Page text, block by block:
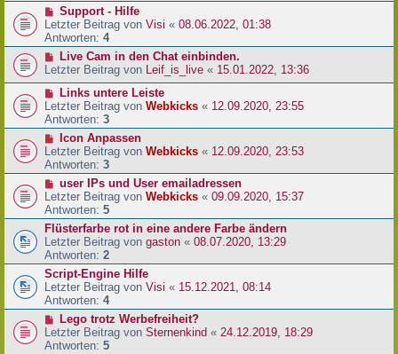
Support - Hilfe
Letzter Beitrag von Visi « 08.06.2022, 01:38
Antworten: 4
Live Cam in den Chat einbinden.
Letzter Beitrag von
Leif_is_live « 15.01.2022, 13:36
Links untere Leiste
Letzter Beitrag von Webkicks « 12.09.2020, 23:55
Antworten: 3
Icon Anpassen
Letzter Beitrag von Webkicks « 12.09.2020, 23:53
Antworten: 3
user IPs und User emailadressen
Letzter Beitrag von Webkicks « 09.09.2020, 15:37
Antworten: 5
Flüsterfarbe rot in eine andere Farbe ändern
Letzter Beitrag von gaston « 08.07.2020, 13:29
Antworten: 2
Script-Engine Hilfe
Letzter Beitrag von Visi « 15.12.2021, 08:14
Antworten: 4
Lego trotz Werbefreiheit?
Letzter Beitrag von Sternenkind « 24.12.2019, 18:29
Antworten: 5